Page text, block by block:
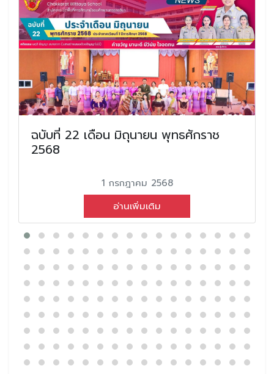
ฉบับที่ 22 เดือน มิถุนายน พุทธศักราช
2568
1 กรกฎาคม 2568
อ่านเพิ่มเติม